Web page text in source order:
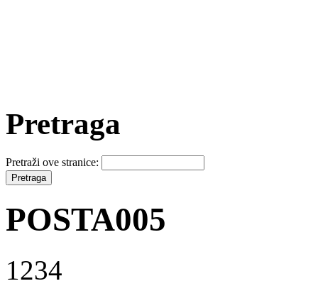
Pretraga
Pretraži ove stranice:
POSTA005
1234